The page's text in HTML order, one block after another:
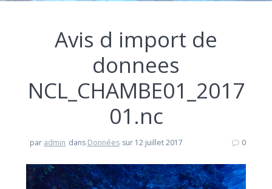
Avis d import de
donnees
NCL_CHAMBE01_2017
01.nc
par admin dans Données sur 12 juillet 2017 0